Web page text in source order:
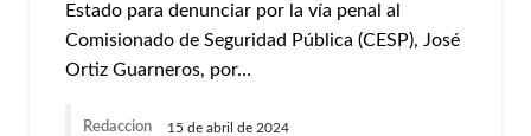
Estado para denunciar por la vía penal al
Comisionado de Seguridad Pública (CESP), José
Ortiz Guarneros, por…
Redaccion 15 de abril de 2024